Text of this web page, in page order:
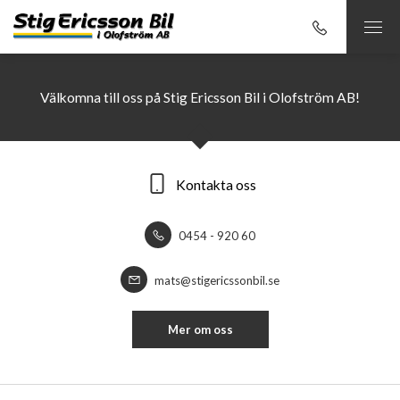
Välkomna till oss på Stig Ericsson Bil i Olofström AB!
Kontakta oss
0454 - 920 60
mats@stigericssonbil.se
Mer om oss